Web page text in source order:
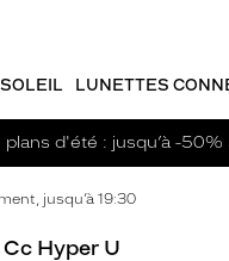
LUNETTES
plans d'été : jusqu’à -
jusqu’à 19:30
Hyper U